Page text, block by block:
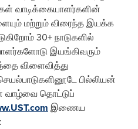
வாடிக்கையாளர்களின்
மற்றும் விரைந்த இயக்க
30+ நாடுகளில்
இயங்கிவரும்
விளைவித்து
பில்லியன்
தொட்டுப்
இணைய